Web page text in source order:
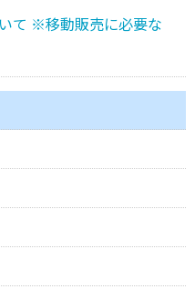
て ※移動販売に必要な